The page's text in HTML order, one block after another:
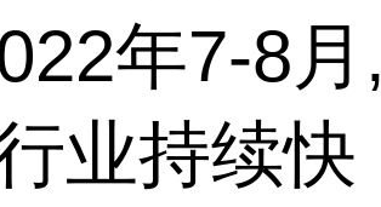
年7-8月,
业持续快